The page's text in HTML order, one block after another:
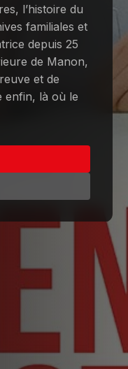
l’histoire du
familiales et
depuis 25
de Manon,
et de
enfin, là où le